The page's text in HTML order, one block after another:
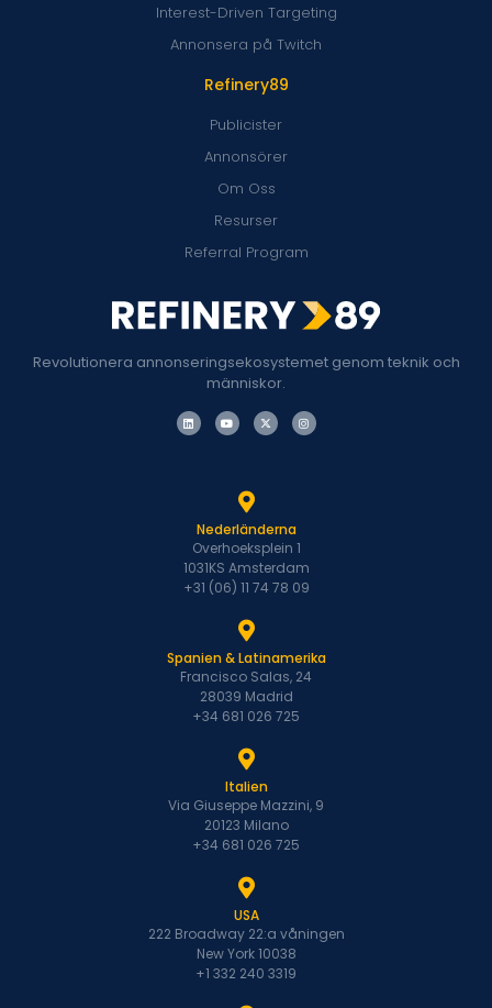
Revolutionera annonseringsekosystemet genom teknik och
människor.
Refinery89
Publicister
Annonsörer
Om Oss
Resurser
Referral Program
Interest-Driven Targeting
Annonsera på Twitch
Nederländerna
Overhoeksplein 1
1031KS Amsterdam
+31 (06) 11 74 78 09
Spanien & Latinamerika
Francisco Salas, 24
28039 Madrid
+34 681 026 725
Italien
Via Giuseppe Mazzini, 9
20123 Milano
+34 681 026 725
USA
222 Broadway 22:a våningen
New York 10038
+1 332 240 3319